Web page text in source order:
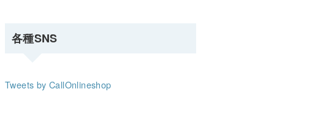
各種SNS
Tweets by CallOnlineshop